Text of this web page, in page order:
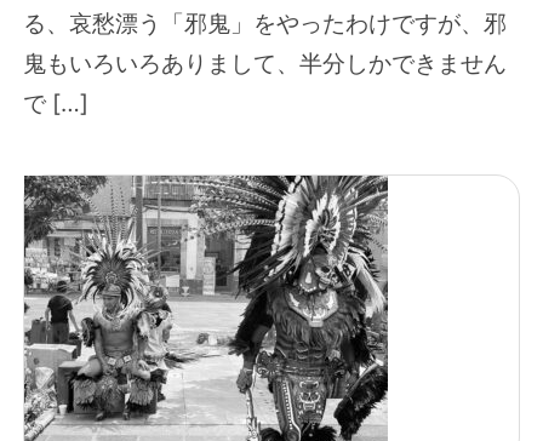
る、哀愁漂う「邪鬼」をやったわけですが、邪
鬼もいろいろありまして、半分しかできません
で […]